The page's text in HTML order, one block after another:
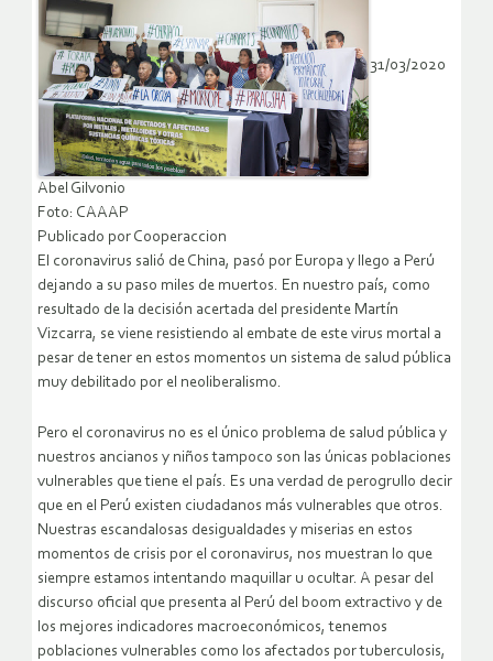
31/03/2020
Abel Gilvonio
Foto: CAAAP
Publicado por Cooperaccion
El coronavirus salió de China, pasó por Europa y llego a Perú
dejando a su paso miles de muertos. En nuestro país, como
resultado de la decisión acertada del presidente Martín
Vizcarra, se viene resistiendo al embate de este virus mortal a
pesar de tener en estos momentos un sistema de salud pública
muy debilitado por el neoliberalismo.
Pero el coronavirus no es el único problema de salud pública y
nuestros ancianos y niños tampoco son las únicas poblaciones
vulnerables que tiene el país. Es una verdad de perogrullo decir
que en el Perú existen ciudadanos más vulnerables que otros.
Nuestras escandalosas desigualdades y miserias en estos
momentos de crisis por el coronavirus, nos muestran lo que
siempre estamos intentando maquillar u ocultar. A pesar del
discurso oficial que presenta al Perú del boom extractivo y de
los mejores indicadores macroeconómicos, tenemos
poblaciones vulnerables como los afectados por tuberculosis,